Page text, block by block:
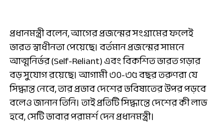
প্রধানমন্ত্রী বলেন, আগের প্রজন্মের সংগ্রামের ফলেই
ভারত স্বাধীনতা পেয়েছে। বর্তমান প্রজন্মের সামনে
আত্মনির্ভর (Self-Reliant) এবং বিকশিত ভারত গড়ার
বড় সুযোগ রয়েছে। আগামী ৩০-৩৫ বছর তরুণরা যে
সিদ্ধান্ত নেবে, তার প্রভাব দেশের ভবিষ্যতের উপর পড়বে
বলেও জানান তিনি। তাই প্রতিটি সিদ্ধান্তে দেশের কী লাভ
হবে, সেটি ভাবার পরামর্শ দেন প্রধানমন্ত্রী।